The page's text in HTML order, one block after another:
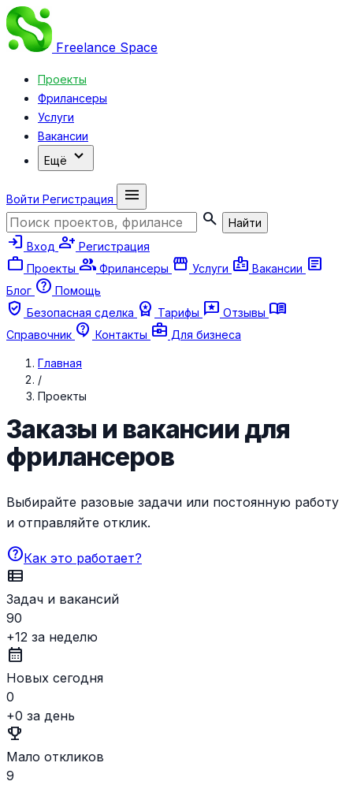
Freelance Space
Проекты
Фрилансеры
Услуги
Вакансии
Ещё expand_more
Войти Регистрация
menu
search
Найти
login Вход person_add Регистрация
work Проекты group Фрилансеры storefront Услуги badge Вакансии article
Блог help Помощь
verified_user Безопасная сделка workspace_premium Тарифы reviews Отзывы menu_book
Справочник contact_support Контакты business_center Для бизнеса
Главная
/
Проекты
Заказы и вакансии для
фрилансеров
Выбирайте разовые задачи или постоянную работу
и отправляйте отклик.
helpКак это работает?
view_list
Задач и вакансий
90
+12 за неделю
calendar_month
Новых сегодня
0
+0 за день
emoji_events
Мало откликов
9